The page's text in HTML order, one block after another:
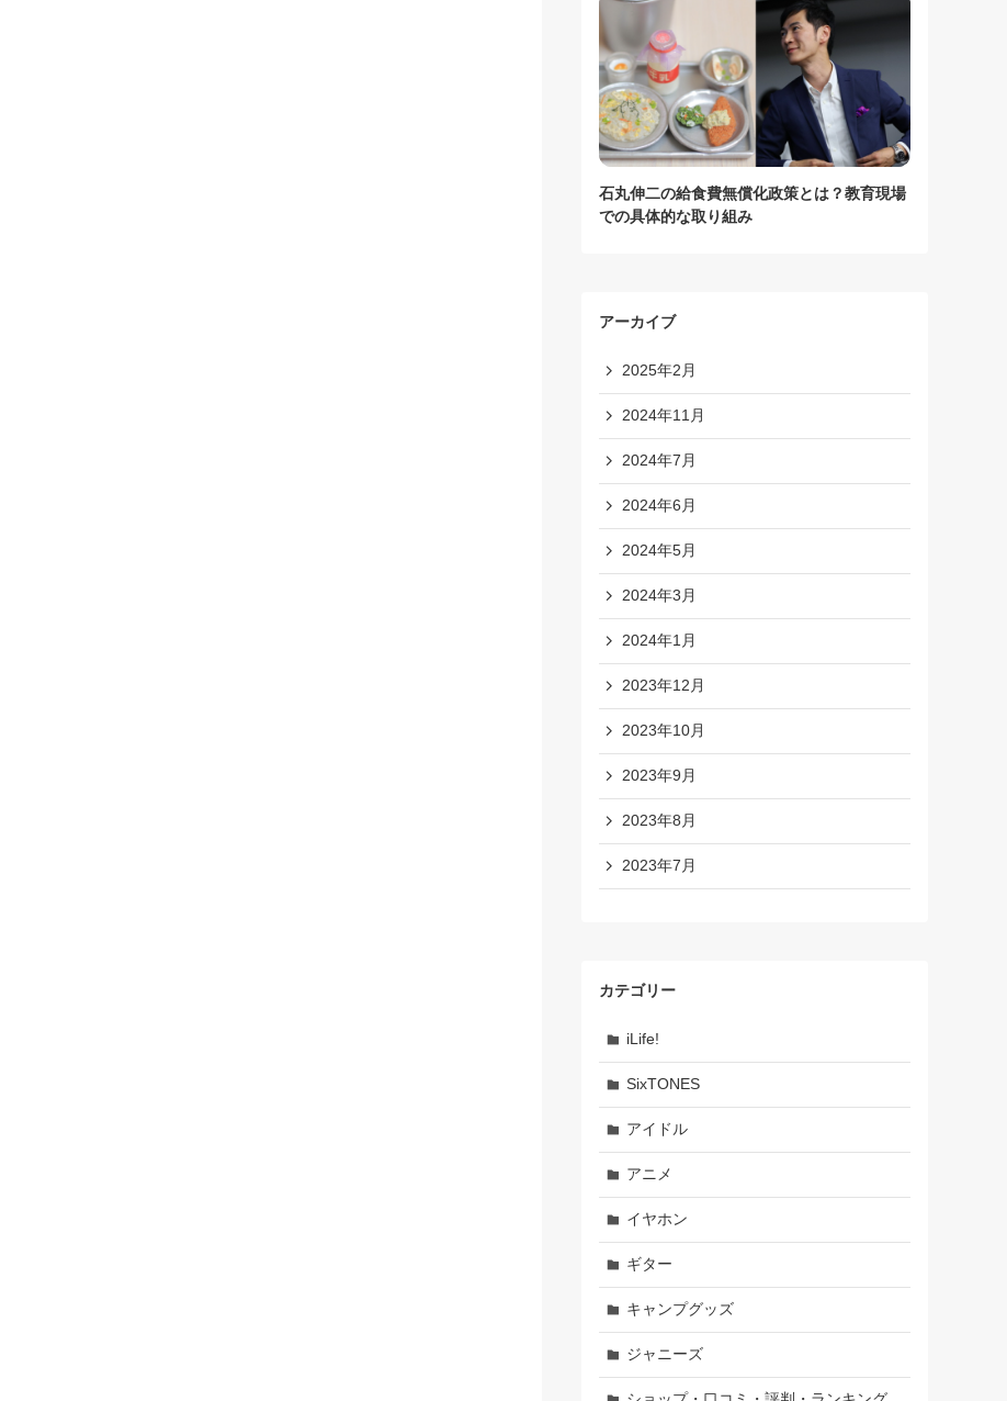
石丸伸二の給食費無償化政策とは？教育現場
での具体的な取り組み
アーカイブ
2025年2月
2024年11月
2024年7月
2024年6月
2024年5月
2024年3月
2024年1月
2023年12月
2023年10月
2023年9月
2023年8月
2023年7月
カテゴリー
iLife!
SixTONES
アイドル
アニメ
イヤホン
ギター
キャンプグッズ
ジャニーズ